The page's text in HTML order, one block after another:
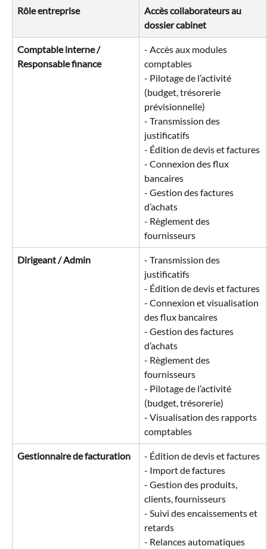
Rôle entreprise
Accès collaborateurs au
dossier cabinet
Comptable interne /
Responsable finance
- Accès aux modules
comptables
- Pilotage de l’activité
(budget, trésorerie
prévisionnelle)
- Transmission des
justificatifs
- Édition de devis et factures
- Connexion des flux
bancaires
- Gestion des factures
d’achats
- Règlement des
fournisseurs
Dirigeant / Admin
- Transmission des
justificatifs
- Édition de devis et factures
- Connexion et visualisation
des flux bancaires
- Gestion des factures
d’achats
- Règlement des
fournisseurs
- Pilotage de l’activité
(budget, trésorerie)
- Visualisation des rapports
comptables
Gestionnaire de facturation
- Édition de devis et factures
- Import de factures
- Gestion des produits,
clients, fournisseurs
- Suivi des encaissements et
retards
- Relances automatiques